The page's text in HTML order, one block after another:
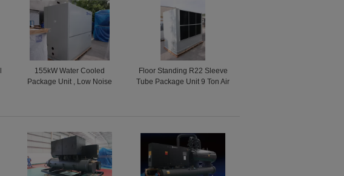
155kW Water Cooled
Package Unit , Low Noise
Floor Standing R22 Sleeve
Tube Package Unit 9 Ton Air